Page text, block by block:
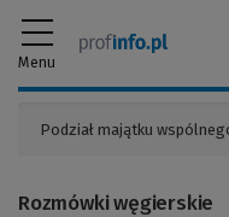
Menu
Rozmówki węgierskie